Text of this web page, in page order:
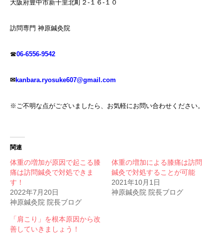
大阪府豊中市新千里北町２-１６-１０
訪問専門 神原鍼灸院
☎06-6556-9542
✉kanbara.ryosuke607@gmail.com
※ご不明な点がございましたら、お気軽にお問い合わせください。
関連
体重の増加が原因で起こる膝
痛は訪問鍼灸で対処できま
す！
2022年7月20日
神原鍼灸院 院長ブログ
体重の増加による膝痛は訪問
鍼灸で対処することが可能
2021年10月1日
神原鍼灸院 院長ブログ
「肩こり」を根本原因から改
善していきましょう！